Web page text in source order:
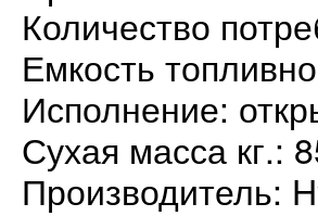
Количество
Емкость
Исполнение:
Сухая масса кг.:
Производитель: